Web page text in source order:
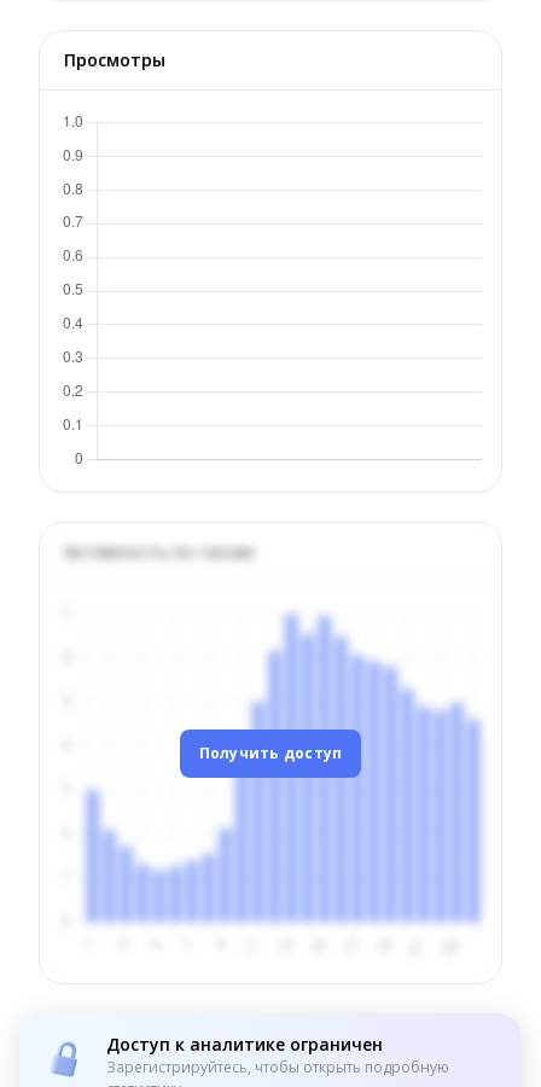
Просмотры
Активность по часам
Получить доступ
Доступ к аналитике ограничен
Зарегистрируйтесь, чтобы открыть подробную